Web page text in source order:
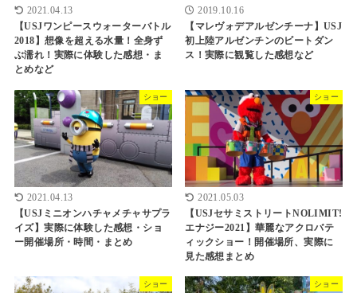
2021.04.13
【USJワンピースウォーターバトル
2018】想像を超える水量！全身ず
ぶ濡れ！実際に体験した感想・ま
とめなど
2019.10.16
【マレヴォデアルゼンチーナ】USJ
初上陸アルゼンチンのビートダン
ス！実際に観覧した感想など
ショー
2021.04.13
【USJミニオンハチャメチャサプラ
イズ】実際に体験した感想・ショ
ー開催場所・時間・まとめ
ショー
2021.05.03
【USJセサミストリートNOLIMIT!
エナジー2021】華麗なアクロバテ
ィックショー！開催場所、実際に
見た感想まとめ
ショー ショー